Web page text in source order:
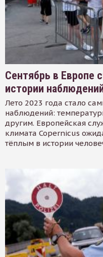
Сентябрь в Европе
истории
Лето 2023 года стало
наблюдений:
другим. Европейская
климата Copernicus
тёплым в истории